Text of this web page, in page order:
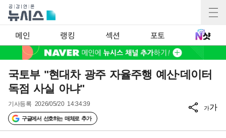
메인 랭킹 섹션 포토
국토부 "현대차 광주 자율주행 예산·데이터
독점 사실 아냐"
기사등록 2026/05/20 14:34:39
구글에서 선호하는 매체로 추가
가가